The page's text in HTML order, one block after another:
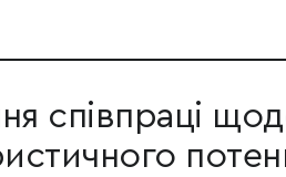
співпраці